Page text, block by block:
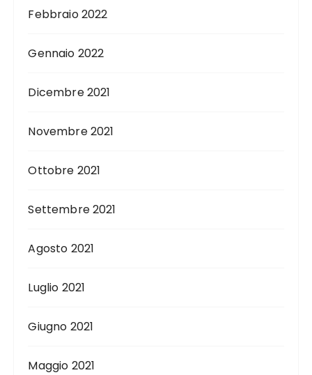
Febbraio 2022
Gennaio 2022
Dicembre 2021
Novembre 2021
Ottobre 2021
Settembre 2021
Agosto 2021
Luglio 2021
Giugno 2021
Maggio 2021